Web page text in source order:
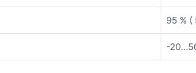
95 % (
-